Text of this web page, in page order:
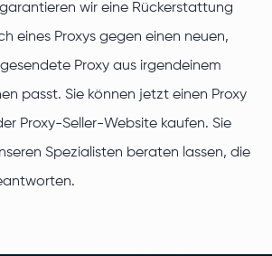
wir eine Rückerstattung
eines Proxys gegen einen neuen,
Proxy aus irgendeinem
passt. Sie können jetzt einen Proxy
Proxy-Seller-Website kaufen. Sie
Spezialisten beraten lassen, die